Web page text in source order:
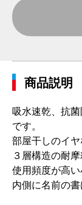
商品説明
吸水速乾、抗
です。
部屋干しのイ
３層構造の耐
使用頻度が高い
内側に名前の書